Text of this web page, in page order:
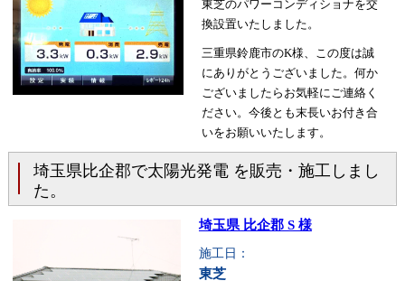
東芝のパワーコンディショナを交
換設置いたしました。
三重県鈴鹿市のK様、この度は誠
にありがとうございました。何か
ございましたらお気軽にご連絡く
ださい。今後とも末長いお付き合
いをお願いいたします。
埼玉県比企郡で太陽光発電 を販売・施工しまし
た。
埼玉県 比企郡 S 様
施工日：
東芝